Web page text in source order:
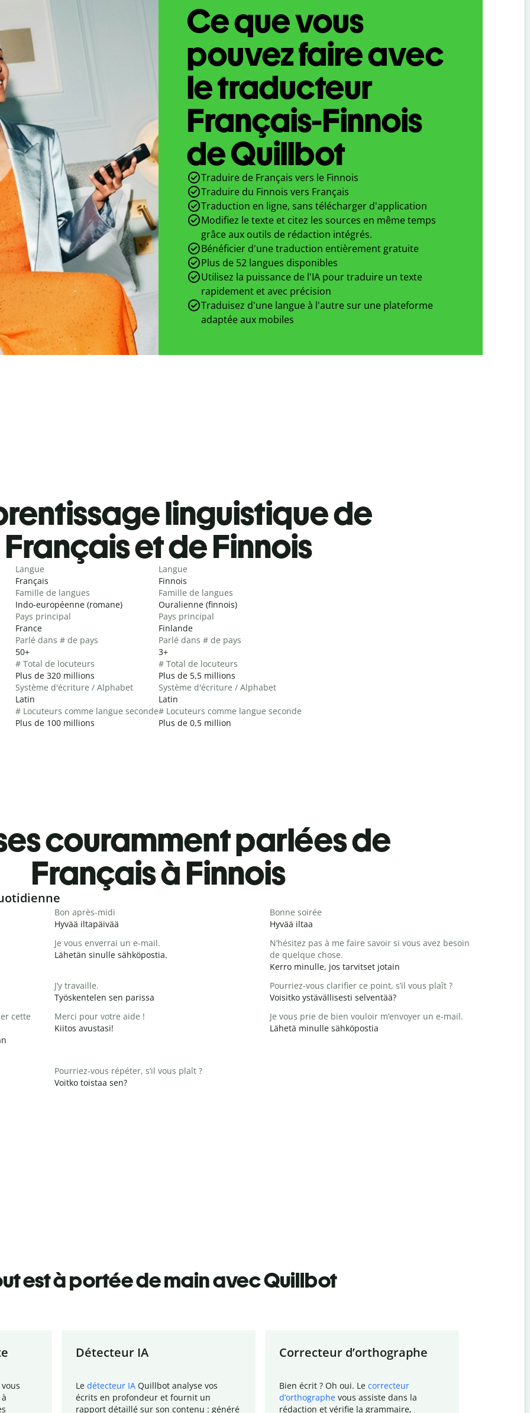
Ce que vous
pouvez faire avec
le traducteur
Français-Finnois
de Quillbot
Traduire de Français vers le Finnois
Traduire du Finnois vers Français
Traduction en ligne, sans télécharger d'application
Modifiez le texte et citez les sources en même temps
grâce aux outils de rédaction intégrés.
Bénéficier d'une traduction entièrement gratuite
Plus de 52 langues disponibles
Utilisez la puissance de l'IA pour traduire un texte
rapidement et avec précision
Traduisez d'une langue à l'autre sur une plateforme
adaptée aux mobiles
linguistique de
Français et de Finnois
Langue
Français
Famille de langues
Indo-européenne (romane)
Pays principal
France
Parlé dans # de pays
50+
# Total de locuteurs
Plus de 320 millions
Système d'écriture / Alphabet
Latin
# Locuteurs comme langue seconde
Plus de 100 millions
Langue
Finnois
Famille de langues
Ouralienne (finnois)
Pays principal
Finlande
Parlé dans # de pays
3+
# Total de locuteurs
Plus de 5,5 millions
Système d'écriture / Alphabet
Latin
# Locuteurs comme langue seconde
Plus de 0,5 million
couramment parlées de
Français à Finnois
Bon après-midi
Hyvää iltapäivää
Bonne soirée
Hyvää iltaa
Je vous enverrai un e-mail.
Lähetän sinulle sähköpostia.
N’hésitez pas à me faire savoir si vous avez besoin
de quelque chose.
Kerro minulle, jos tarvitset jotain
J’y travaille.
Työskentelen sen parissa
Pourriez-vous clarifier ce point, s’il vous plaît ?
Voisitko ystävällisesti selventää?
cette
Merci pour votre aide !
Kiitos avustasi!
Je vous prie de bien vouloir m’envoyer un e-mail.
Lähetä minulle sähköpostia
Pourriez-vous répéter, s’il vous plaît ?
Voitko toistaa sen?
est à portée de main avec Quillbot
Détecteur IA
Le détecteur IA Quillbot analyse vos
écrits en profondeur et fournit un
rapport détaillé sur son contenu : généré
Correcteur d’orthographe
Bien écrit ? Oh oui. Le correcteur
d’orthographe vous assiste dans la
rédaction et vérifie la grammaire,